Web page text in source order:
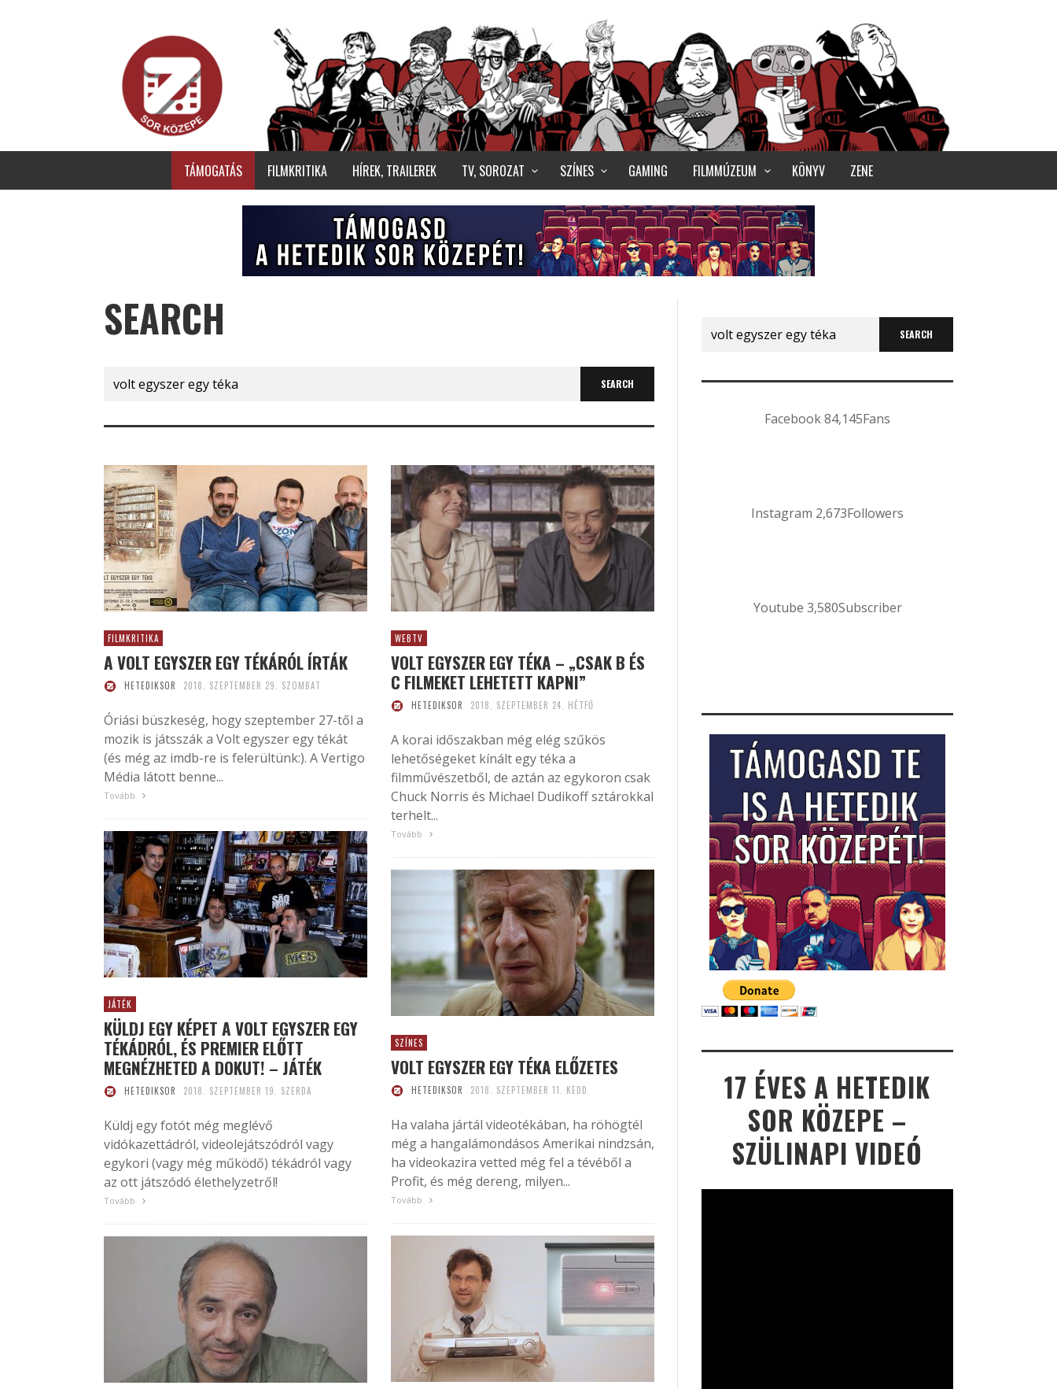
TÁMOGATÁS FILMKRITIKA HÍREK, TRAILEREK TV, SOROZAT SZÍNES GAMING FILMMÚZEUM KÖNYV ZENE
SEARCH
Search
for:
FILMKRITIKA
A VOLT EGYSZER EGY TÉKÁRÓL ÍRTÁK
HETEDIKSOR 2018. SZEPTEMBER 29. SZOMBAT
Óriási büszkeség, hogy szeptember 27-től a
mozik is játsszák a Volt egyszer egy tékát
(és még az imdb-re is felerültünk:). A Vertigo
Média látott benne...
Tovább
WEBTV
VOLT EGYSZER EGY TÉKA – „CSAK B ÉS
C FILMEKET LEHETETT KAPNI”
HETEDIKSOR 2018. SZEPTEMBER 24. HÉTFŐ
A korai időszakban még elég szűkös
lehetőségeket kínált egy téka a
filmművészetből, de aztán az egykoron csak
Chuck Norris és Michael Dudikoff sztárokkal
terhelt...
Tovább
JÁTÉK
KÜLDJ EGY KÉPET A VOLT EGYSZER EGY
TÉKÁDRÓL, ÉS PREMIER ELŐTT
MEGNÉZHETED A DOKUT! – JÁTÉK
HETEDIKSOR 2018. SZEPTEMBER 19. SZERDA
Küldj egy fotót még meglévő
vidókazettádról, videolejátszódról vagy
egykori (vagy még működő) tékádról vagy
az ott játszódó élethelyzetről!
Tovább
SZÍNES
VOLT EGYSZER EGY TÉKA ELŐZETES
HETEDIKSOR 2018. SZEPTEMBER 11. KEDD
Ha valaha jártál videotékában, ha röhögtél
még a hangalámondásos Amerikai nindzsán,
ha videokazira vetted még fel a tévéből a
Profit, és még dereng, milyen...
Tovább
Search
for:
Facebook84,145Fans
Instagram 2,673Followers
Youtube 3,580Subscriber
17 ÉVES A HETEDIK
SOR KÖZEPE –
SZÜLINAPI VIDEÓ